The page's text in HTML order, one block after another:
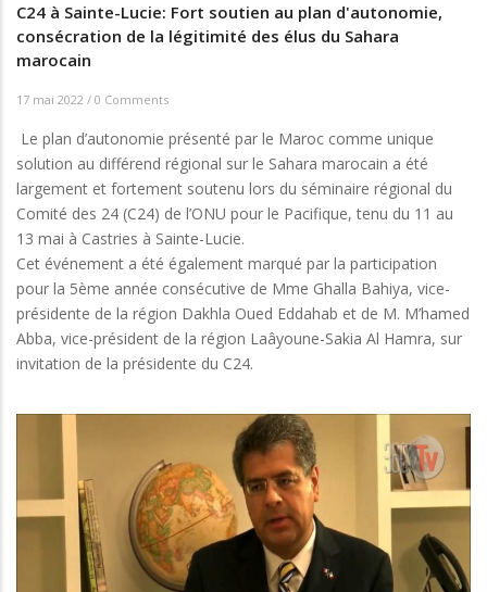
C24 à Sainte-Lucie: Fort soutien au plan d'autonomie,
consécration de la légitimité des élus du Sahara
marocain
17 mai 2022 / 0 Comments
Le plan d’autonomie présenté par le Maroc comme unique
solution au différend régional sur le Sahara marocain a été
largement et fortement soutenu lors du séminaire régional du
Comité des 24 (C24) de l’ONU pour le Pacifique, tenu du 11 au
13 mai à Castries à Sainte-Lucie.
Cet événement a été également marqué par la participation
pour la 5ème année consécutive de Mme Ghalla Bahiya, vice-
présidente de la région Dakhla Oued Eddahab et de M. M’hamed
Abba, vice-président de la région Laâyoune-Sakia Al Hamra, sur
invitation de la présidente du C24.